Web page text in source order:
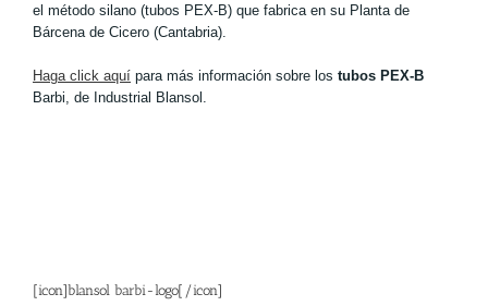
el método silano (tubos PEX-B) que fabrica en su Planta de
Bárcena de Cicero (Cantabria).
Haga click aquí para más información sobre los tubos PEX-B
Barbi, de Industrial Blansol.
[icon]blansol barbi-logo[/icon]